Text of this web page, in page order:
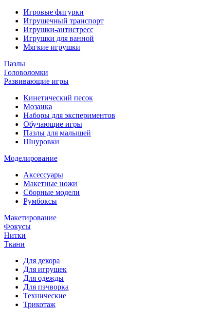
Игровые фигурки
Игрушечный транспорт
Игрушки-антистресс
Игрушки для ванной
Мягкие игрушки
Пазлы
Головоломки
Развивающие игры
Кинетический песок
Мозаика
Наборы для экспериментов
Обучающие игры
Пазлы для малышей
Шнуровки
Моделирование
Аксессуары
Макетные ножи
Сборные модели
Румбоксы
Макетирование
Фокусы
Нитки
Ткани
Для декора
Для игрушек
Для одежды
Для пэчворка
Технические
Трикотаж